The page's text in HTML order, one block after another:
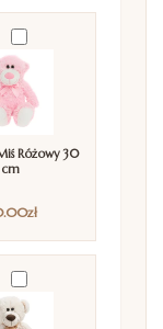
Różowy 30
cm
zł